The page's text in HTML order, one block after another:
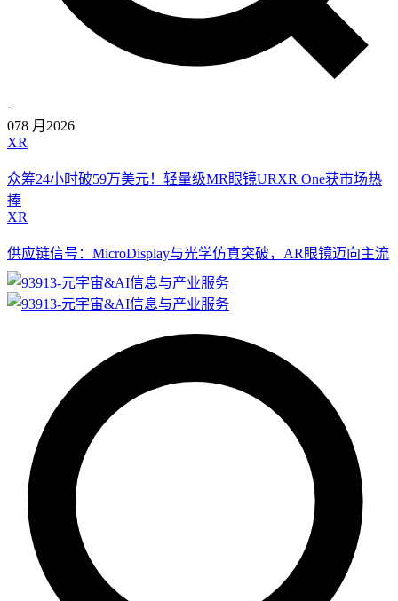
-
078 月 2026
XR
众筹24小时破59万美元！轻量级MR眼镜URXR One获市场热
捧
XR
供应链信号：MicroDisplay与光学仿真突破，AR眼镜迈向主流